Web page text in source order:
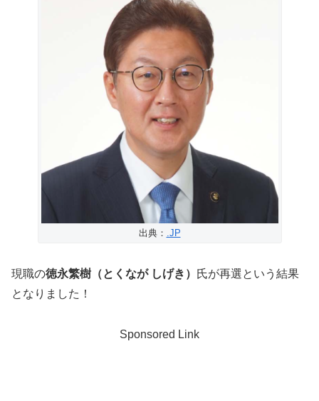
出典： .JP
現職の徳永繁樹（とくなが しげき）
氏が再選という結果
となりました！
Sponsored Link